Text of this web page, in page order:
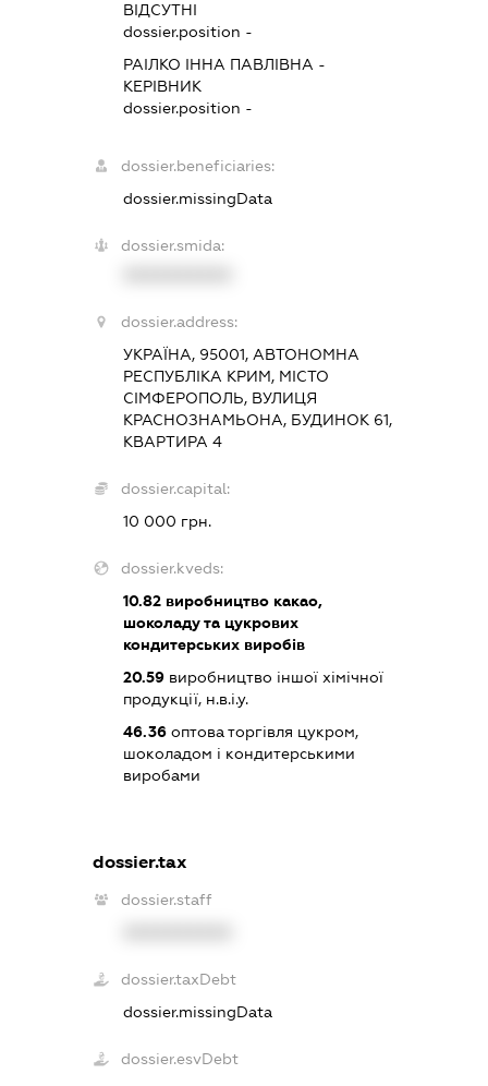
ВІДСУТНІ
dossier.position -
РАІЛКО ІННА ПАВЛІВНА -
КЕРІВНИК
dossier.position -
dossier.beneficiaries:
dossier.missingData
dossier.smida:
dossier.address:
УКРАЇНА, 95001, АВТОНОМНА
РЕСПУБЛІКА КРИМ, МІСТО
СІМФЕРОПОЛЬ, ВУЛИЦЯ
КРАСНОЗНАМЬОНА, БУДИНОК 61,
КВАРТИРА 4
dossier.capital:
10 000 грн.
dossier.kveds:
10.82виробництво какао,
шоколаду та цукрових
кондитерських виробів
20.59виробництво іншої хімічної
продукції, н.в.і.у.
46.36оптова торгівля цукром,
шоколадом і кондитерськими
виробами
dossier.tax
dossier.staff
dossier.taxDebt
dossier.missingData
dossier.esvDebt